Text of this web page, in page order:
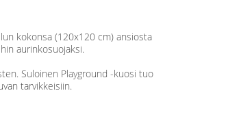
kokonsa (120x120 cm) ansiosta
aurinkosuojaksi.
Suloinen Playground -kuosi tuo
tarvikkeisiin.